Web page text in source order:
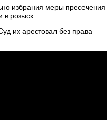
избрания меры пресечения
в розыск.
их арестовал без права